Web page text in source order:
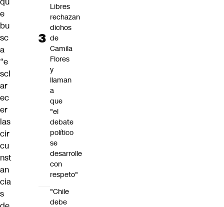
e
bu
sc
a
“e
scl
ar
ec
er
las
cir
cu
nst
an
cia
s
Libres
rechazan
dichos
de
Camila
Flores
y
llaman
a
que
"el
debate
político
se
desarrolle
con
respeto"
"Chile
debe